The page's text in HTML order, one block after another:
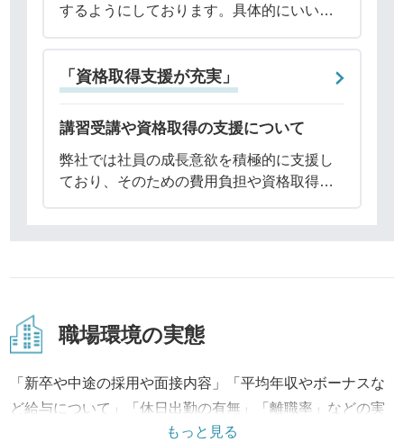
するようにしております。具体的にいいま
を切っておいて良いと伝えています。発注
ミスや交通トラブルなどサプライチェーン
側の混乱が
「資格取得支援が充実」
講習受講や資格取得の支援について
弊社では社員の成長意欲を積極的に支援し
ており、そのための費用負担や資格取得支
人ひとりのスキルアップが会社の持続的な
成長に不可欠であり、最も重要な投資であ
職場環境の実態
「新卒や中途の採用や面接内容」「平均年収やボーナスな
ど給与について」「休日出勤の有無」「離職率」などの実
もっと見る